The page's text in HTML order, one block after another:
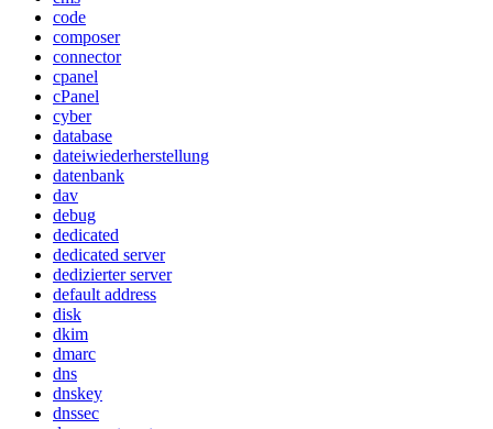
code
composer
connector
cpanel
cPanel
cyber
database
dateiwiederherstellung
datenbank
dav
debug
dedicated
dedicated server
dedizierter server
default address
disk
dkim
dmarc
dns
dnskey
dnssec